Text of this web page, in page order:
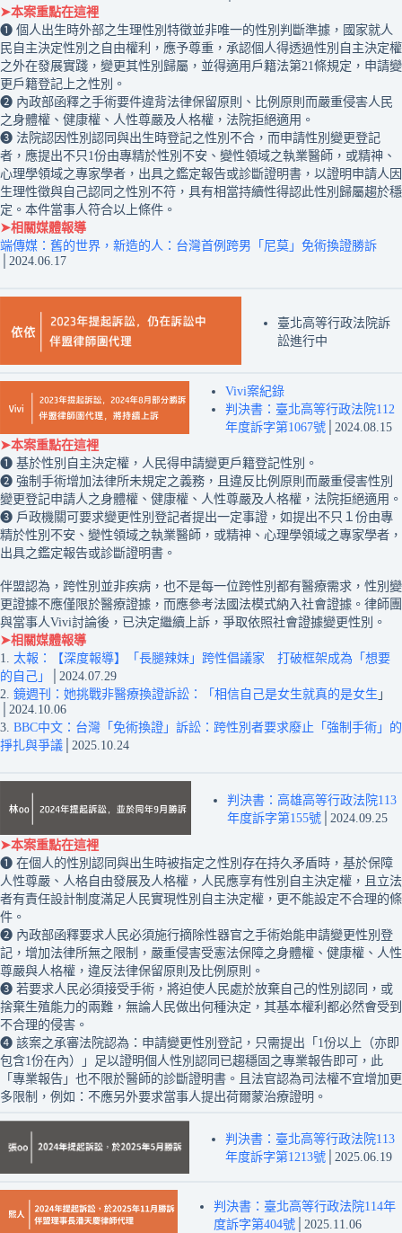
➤本案重點在這裡
❶ 個人出生時外部之生理性別特徵並非唯一的性別判斷準據，國家就人
民自主決定性別之自由權利，應予尊重，承認個人得透過性別自主決定權
之外在發展實踐，變更其性別歸屬，並得適用戶籍法第21條規定，申請變
更戶籍登記上之性別。
❷ 內政部函釋之手術要件違背法律保留原則、比例原則而嚴重侵害人民
之身體權、健康權、人性尊嚴及人格權，法院拒絕適用。
❸ 法院認因性別認同與出生時登記之性別不合，而申請性別變更登記
者，應提出不只1份由專精於性別不安、變性領域之執業醫師，或精神、
心理學領域之專家學者，出具之鑑定報告或診斷證明書，以證明申請人因
生理性徵與自己認同之性別不符，具有相當持續性得認此性別歸屬趨於穩
定。本件當事人符合以上條件。
➤相關媒體報導
端傳媒：舊的世界，新造的人：台灣首例跨男「尼莫」免術換證勝訴
│2024.06.17
臺北高等行政法院訴
訟進行中
Vivi案紀錄
判決書：臺北高等行政法院112
年度訴字第1067號│2024.08.15
➤本案重點在這裡
❶ 基於性別自主決定權，人民得申請變更戶籍登記性別。
❷ 強制手術增加法律所未規定之義務，且違反比例原則而嚴重侵害性別
變更登記申請人之身體權、健康權、人性尊嚴及人格權，法院拒絕適用。
❸ 戶政機關可要求變更性別登記者提出一定事證，如提出不只１份由專
精於性別不安、變性領域之執業醫師，或精神、心理學領域之專家學者，
出具之鑑定報告或診斷證明書。
伴盟認為，跨性別並非疾病，也不是每一位跨性別都有醫療需求，性別變
更證據不應僅限於醫療證據，而應參考法國法模式納入社會證據。律師團
與當事人Vivi討論後，已決定繼續上訴，爭取依照社會證據變更性別。
➤相關媒體報導
1. 太報：【深度報導】「長腿辣妹」跨性倡議家 打破框架成為「想要
的自己」
│2024.07.29
2. 鏡週刊：她挑戰非醫療換證訴訟：「相信自己是女生就真的是女生 」
│2024.10.06
3. BBC中文：台灣「免術換證」訴訟：跨性別者要求廢止「強制手術」的
掙扎與爭議 │2025.10.24
判決書：高雄高等行政法院113
年度訴字第155號│2024.09.25
➤本案重點在這裡
❶ 在個人的性別認同與出生時被指定之性別存在持久矛盾時，基於保障
人性尊嚴、人格自由發展及人格權，人民應享有性別自主決定權，且立法
者有責任設計制度滿足人民實現性別自主決定權，更不能設定不合理的條
件。
❷ 內政部函釋要求人民必須施行摘除性器官之手術始能申請變更性別登
記，增加法律所無之限制，嚴重侵害受憲法保障之身體權、健康權、人性
尊嚴與人格權，違反法律保留原則及比例原則。
❸ 若要求人民必須接受手術，將迫使人民處於放棄自己的性別認同，或
捨棄生殖能力的兩難，無論人民做出何種決定，其基本權利都必然會受到
不合理的侵害。
❹ 該案之承審法院認為：申請變更性別登記，只需提出「1份以上（亦即
包含1份在內）」足以證明個人性別認同已趨穩固之專業報告即可，此
「專業報告」也不限於醫師的診斷證明書。且法官認為司法權不宜增加更
多限制，例如：不應另外要求當事人提出荷爾蒙治療證明。
判決書：臺北高等行政法院113
年度訴字第1213號│2025.06.19
判決書：臺北高等行政法院114年
度訴字第404號 │2025.11.06